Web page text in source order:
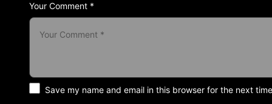
Your Comment *
Save my name and email in this browser for the next